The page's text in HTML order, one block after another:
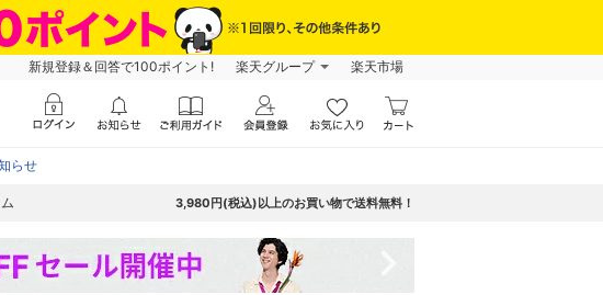
新規登録＆回答で100ポイント! 楽天グループ 楽天市場
らせ
3,980円(税込)以上のお買い物で送料無料！